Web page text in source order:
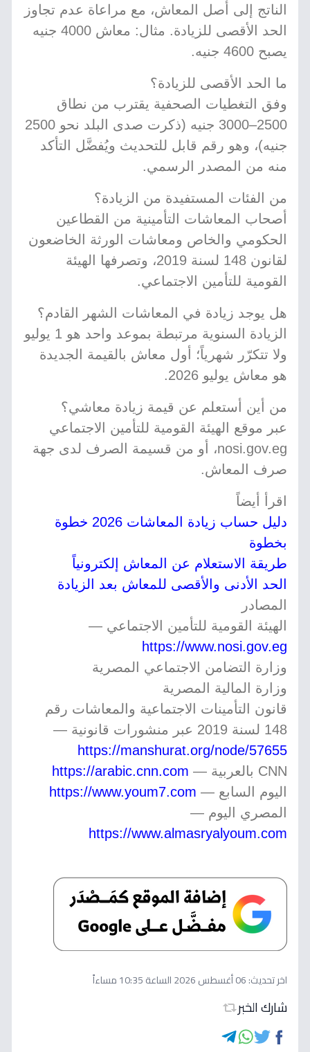
الناتج إلى أصل المعاش، مع مراعاة عدم تجاوز
الحد الأقصى للزيادة. مثال: معاش 4000 جنيه
يصبح 4600 جنيه.
ما الحد الأقصى للزيادة؟
وفق التغطيات الصحفية يقترب من نطاق
2500–3000 جنيه (ذكرت صدى البلد نحو 2500
جنيه)، وهو رقم قابل للتحديث ويُفضَّل التأكد
منه من المصدر الرسمي.
من الفئات المستفيدة من الزيادة؟
أصحاب المعاشات التأمينية من القطاعين
الحكومي والخاص ومعاشات الورثة الخاضعون
لقانون 148 لسنة 2019، وتصرفها الهيئة
القومية للتأمين الاجتماعي.
هل يوجد زيادة في المعاشات الشهر القادم؟
الزيادة السنوية مرتبطة بموعد واحد هو 1 يوليو
ولا تتكرّر شهرياً؛ أول معاش بالقيمة الجديدة
هو معاش يوليو 2026.
من أين أستعلم عن قيمة زيادة معاشي؟
عبر موقع الهيئة القومية للتأمين الاجتماعي
nosi.gov.eg، أو من قسيمة الصرف لدى جهة
صرف المعاش.
اقرأ أيضاً
دليل حساب زيادة المعاشات 2026 خطوة
بخطوة
طريقة الاستعلام عن المعاش إلكترونياً
الحد الأدنى والأقصى للمعاش بعد الزيادة
المصادر
الهيئة القومية للتأمين الاجتماعي —
https://www.nosi.gov.eg
وزارة التضامن الاجتماعي المصرية
وزارة المالية المصرية
قانون التأمينات الاجتماعية والمعاشات رقم
148 لسنة 2019 عبر منشورات قانونية —
https://manshurat.org/node/57655
CNN بالعربية —
https://arabic.cnn.com
اليوم السابع — https://www.youm7.com
المصري اليوم —
https://www.almasryalyoum.com
اخر تحديث:06 أغسطس 2026 الساعة 10:35 مساءاً
شارك الخبر